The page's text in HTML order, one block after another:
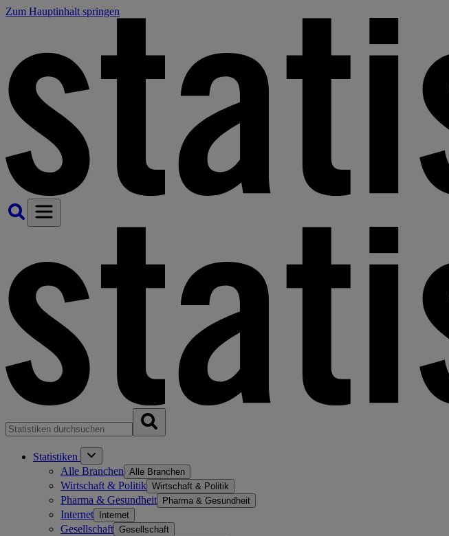
Zum Hauptinhalt springen
Statistiken
Alle Branchen Alle Branchen
Wirtschaft & Politik Wirtschaft & Politik
Pharma & Gesundheit Pharma & Gesundheit
Internet Internet
Gesellschaft Gesellschaft